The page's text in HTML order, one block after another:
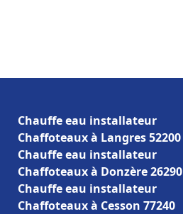
Chauffe eau installateur
Chaffoteaux à Langres 52200
Chauffe eau installateur
Chaffoteaux à Donzère 26290
Chauffe eau installateur
Chaffoteaux à Cesson 77240